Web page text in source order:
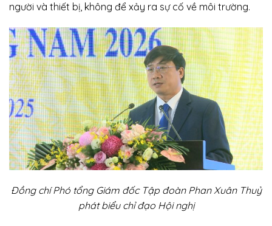
người và thiết bị, không để xảy ra sự cố về môi trường.
Đồng chí Phó tổng Giám đốc Tập đoàn Phan Xuân Thuỷ
phát biểu chỉ đạo Hội nghị